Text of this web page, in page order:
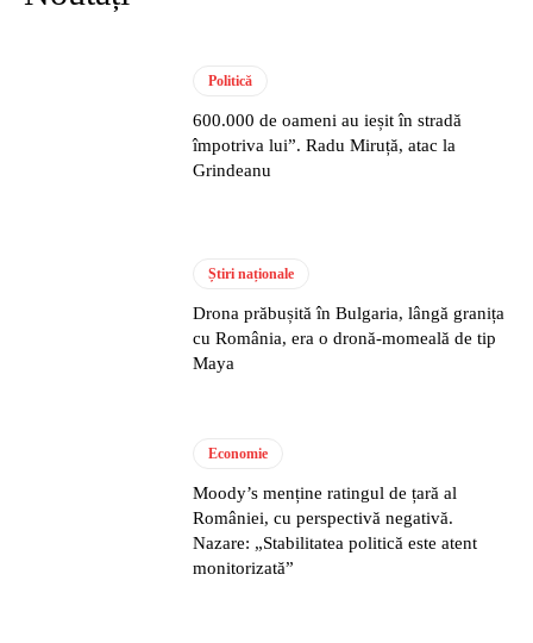
Politică
600.000 de oameni au ieșit în stradă
împotriva lui”. Radu Miruță, atac la
Grindeanu
Știri naționale
Drona prăbușită în Bulgaria, lângă granița
cu România, era o dronă-momeală de tip
Maya
Economie
Moody’s menține ratingul de țară al
României, cu perspectivă negativă.
Nazare: „Stabilitatea politică este atent
monitorizată”